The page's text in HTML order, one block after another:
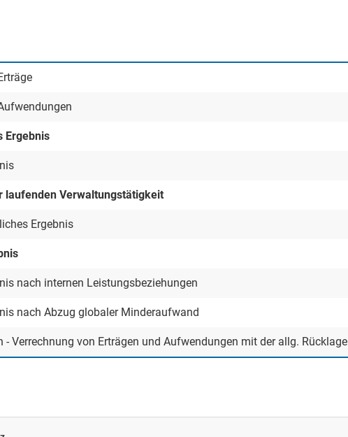
Ergebnis
laufenden Verwaltungstätigkeit
Ergebnis
nach internen Leistungsbeziehungen
nach Abzug globaler Minderaufwand
- Verrechnung von Erträgen und Aufwendungen mit der allg. Rücklage